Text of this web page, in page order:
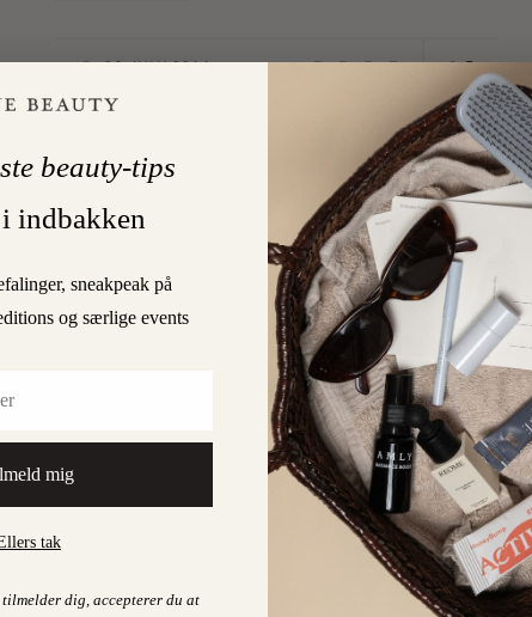
On 26. JULY 2014 0
DEN GRØNNE GLAMOUR
Ingredienser og økologi er stadig noget af det, jeg får
flest forespørgsler fra jer om, så tendensen, der…
0
beauty-tips
indbakken
sneakpeak på
og særlige events
mig
tak
dig, accepterer du at